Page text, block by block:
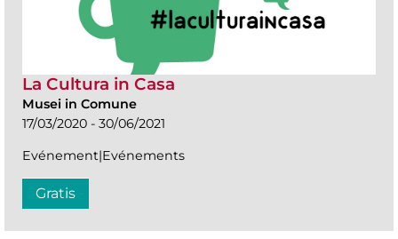
La Cultura in Casa
Musei in Comune
17/03/2020 - 30/06/2021
Evénement|Evénements
Gratis